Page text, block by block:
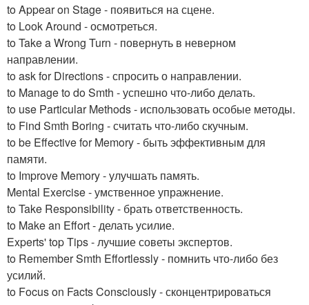
to Appear on Stage - появиться на сцене.
to Look Around - осмотреться.
to Take a Wrong Turn - повернуть в неверном
направлении.
to ask for Directions - спросить о направлении.
to Manage to do Smth - успешно что-либо делать.
to use Particular Methods - использовать особые методы.
to Find Smth Boring - считать что-либо скучным.
to be Effective for Memory - быть эффективным для
памяти.
to Improve Memory - улучшать память.
Mental Exercise - умственное упражнение.
to Take Responsibility - брать ответственность.
to Make an Effort - делать усилие.
Experts' top Tips - лучшие советы экспертов.
to Remember Smth Effortlessly - помнить что-либо без
усилий.
to Focus on Facts Consciously - сконцентрироваться